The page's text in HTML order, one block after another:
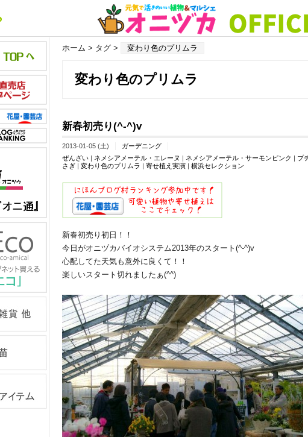
ホーム > タグ > 変わり色のプリムラ
変わり色のプリムラ
新春初売り(^-^)v
2013-01-05 (土)
ガーデニング
ぜんざい | ネメシアメーテル・エレーヌ | ネメシアメーテル・サーモンピンク | プ
さぎ | 変わり色のプリムラ | 寄せ植え実演 | 横浜セレクション
新春初売り初日！！
今日がオニヅカバイオシステム2013年のスタート(^-^)v
心配してた天気も意外に良くて！！
楽しいスタート切れましたぁ(^^)